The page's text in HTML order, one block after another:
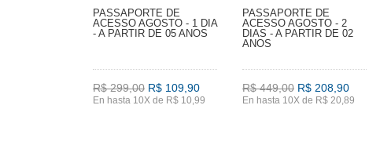
PASSAPORTE DE
ACESSO AGOSTO - 1 DIA
- A PARTIR DE 05 ANOS
R$ 299,00 R$ 109,90
En hasta 10X de R$ 10,99
PASSAPORTE DE
ACESSO AGOSTO - 2
DIAS - A PARTIR DE 02
ANOS
R$ 449,00 R$ 208,90
En hasta 10X de R$ 20,89